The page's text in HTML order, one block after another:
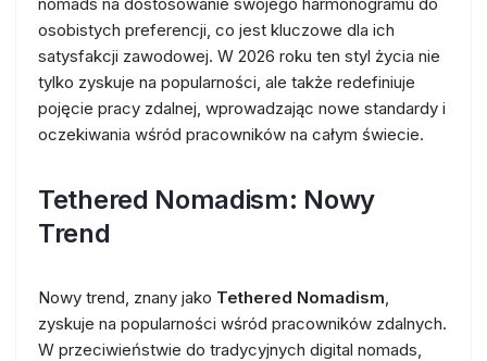
osobistych preferencji, co jest kluczowe dla ich
satysfakcji zawodowej. W 2026 roku ten styl życia nie
tylko zyskuje na popularności, ale także redefiniuje
pojęcie pracy zdalnej, wprowadzając nowe standardy i
oczekiwania wśród pracowników na całym świecie.
Tethered Nomadism: Nowy
Trend
Nowy trend, znany jako Tethered Nomadism,
zyskuje na popularności wśród pracowników zdalnych.
W przeciwieństwie do tradycyjnych digital nomads,